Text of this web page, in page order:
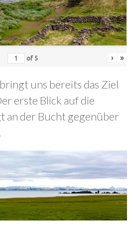
of 5 › »
uns bereits das Ziel
erste Blick auf die
an der Bucht gegenüber